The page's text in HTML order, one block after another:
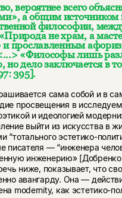
вероятнее всего
а общим источником
философии,
не храм, а
и прославленным
«Философы лишь
но дело заключается в
395].
сама собой и в
просвещения в
и идеологией
выйти из искусства в
“тотального эстетико-
писателя — “инженера
инженерию»
ниже, показывает, что
авангарду. Она —
modernity, как эстетико-